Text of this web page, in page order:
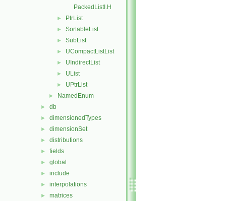
PackedListI.H
► PtrList
► SortableList
► SubList
► UCompactListList
► UIndirectList
► UList
► UPtrList
► NamedEnum
► db
► dimensionedTypes
► dimensionSet
► distributions
► fields
► global
► include
► interpolations
► matrices